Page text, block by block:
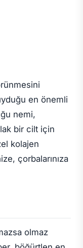
en önemli
nemi,
bir cilt için
kolajen
çorbalarınıza
olmaz